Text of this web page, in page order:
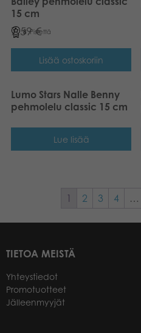
15 cm
7,59€
8 Pistettä
Lisää ostoskoriin
Lumo Stars Nalle Benny
pehmolelu classic 15 cm
Lue lisää
1 2 3 4 …
TIETOA MEISTÄ
Yhteystiedot
Promotuotteet
Jälleenmyyjät